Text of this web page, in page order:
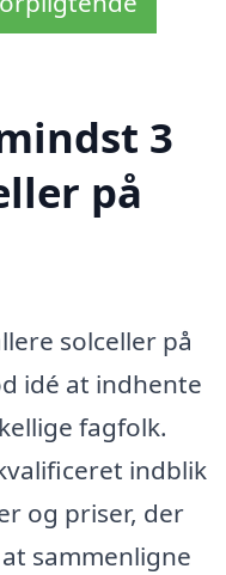
3
på
solceller på
idé at indhente
fagfolk.
indblik
og priser, der
sammenligne